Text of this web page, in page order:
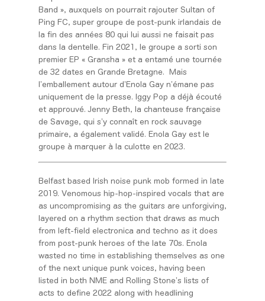
Band », auxquels on pourrait rajouter Sultan of
Ping FC, super groupe de post-punk irlandais de
la fin des années 80 qui lui aussi ne faisait pas
dans la dentelle. Fin 2021, le groupe a sorti son
premier EP « Gransha » et a entamé une tournée
de 32 dates en Grande Bretagne. Mais
l’emballement autour d’Enola Gay n’émane pas
uniquement de la presse. Iggy Pop a déjà écouté
et approuvé. Jenny Beth, la chanteuse française
de Savage, qui s’y connaît en rock sauvage
primaire, a également validé. Enola Gay est le
groupe à marquer à la culotte en 2023.
Belfast based Irish noise punk mob formed in late
2019. Venomous hip-hop-inspired vocals that are
as uncompromising as the guitars are unforgiving,
layered on a rhythm section that draws as much
from left-field electronica and techno as it does
from post-punk heroes of the late 70s. Enola
wasted no time in establishing themselves as one
of the next unique punk voices, having been
listed in both NME and Rolling Stone’s lists of
acts to define 2022 along with headlining